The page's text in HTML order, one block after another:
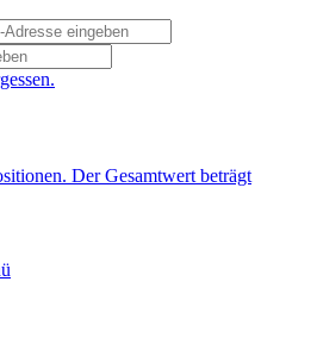
Der Gesamtwert beträgt